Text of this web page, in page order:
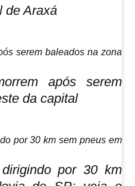
de Araxá
após serem
da capital
por 30 km